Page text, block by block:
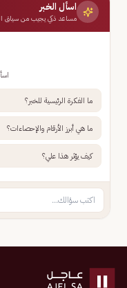
اسأل الخبر
مساعد ذكي يجيب من سياق
ما الفكرة الرئيسية للخبر؟
ما هي أبرز الأرقام والإحصاءات؟
كيف يؤثر هذا علي؟